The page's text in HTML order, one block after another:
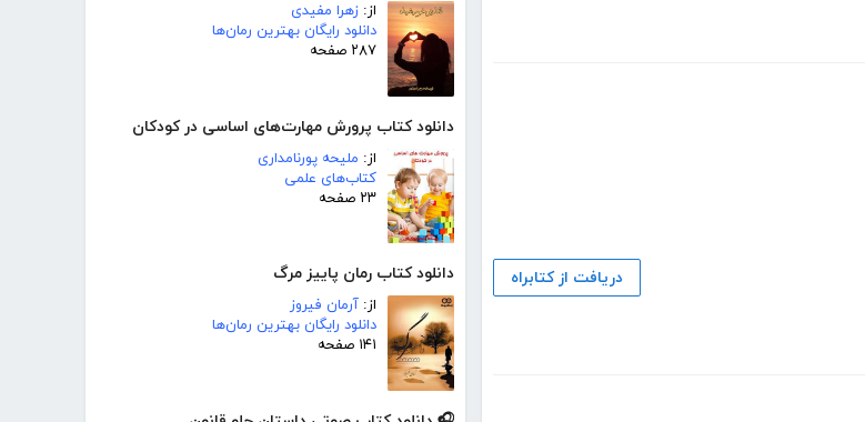
از: زهرا مفیدی
دانلود رایگان بهترین رمان‌ها
۲۸۷ صفحه
دانلود کتاب پرورش مهارت‌های اساسی در کودکان
از: ملیحه پورنامداری
کتاب‌های علمی
۲۳ صفحه
دانلود کتاب رمان پاییز مرگ
از: آرمان فیروز
دانلود رایگان بهترین رمان‌ها
۱۴۱ صفحه
دریافت از کتابراه